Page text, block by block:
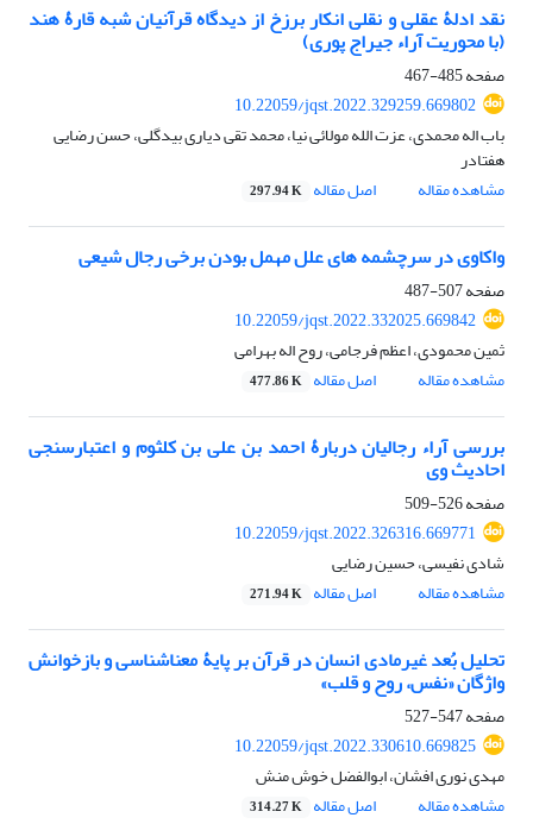
نقد ادلۀ عقلی و نقلی انکار برزخ از دیدگاه قرآنیان شبه قارۀ هند
(با محوریت آراء جیراج پوری)
صفحه485-467
10.22059/jqst.2022.329259.669802
باب اله محمدی، عزت الله مولائی نیا، محمد تقی دیاری بیدگلی، حسن رضایی
هفتادر
مشاهده مقاله
اصل مقاله 297.94 K
واکاوی در سرچشمه های علل مهمل بودن برخی رجال شیعی
صفحه507-487
10.22059/jqst.2022.332025.669842
ثمین محمودی، اعظم فرجامی، روح اله بهرامی
مشاهده مقاله
اصل مقاله 477.86 K
بررسی آراء رجالیان دربارۀ احمد بن علی بن کلثوم و اعتبارسنجی
احادیث وی
صفحه526-509
10.22059/jqst.2022.326316.669771
شادی نفیسی، حسین رضایی
مشاهده مقاله
اصل مقاله 271.94 K
تحلیل بُعد غیرمادی انسان در قرآن بر پایۀ معناشناسی و بازخوانش
واژگان «نفس، روح و قلب»
صفحه547-527
10.22059/jqst.2022.330610.669825
مهدی نوری افشان، ابوالفضل خوش منش
مشاهده مقاله
اصل مقاله 314.27 K